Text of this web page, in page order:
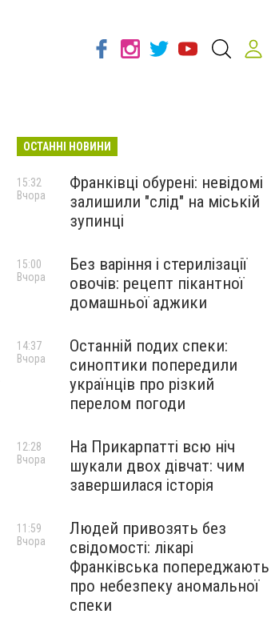
ОСТАННІ НОВИНИ
Франківці обурені: невідомі
залишили "слід" на міській
зупинці
15:32
Вчора
Без варіння і стерилізації
овочів: рецепт пікантної
домашньої аджики
15:00
Вчора
Останній подих спеки:
синоптики попередили
українців про різкий
перелом погоди
14:37
Вчора
На Прикарпатті всю ніч
шукали двох дівчат: чим
завершилася історія
12:28
Вчора
Людей привозять без
свідомості: лікарі
Франківська попереджають
про небезпеку аномальної
спеки
11:59
Вчора